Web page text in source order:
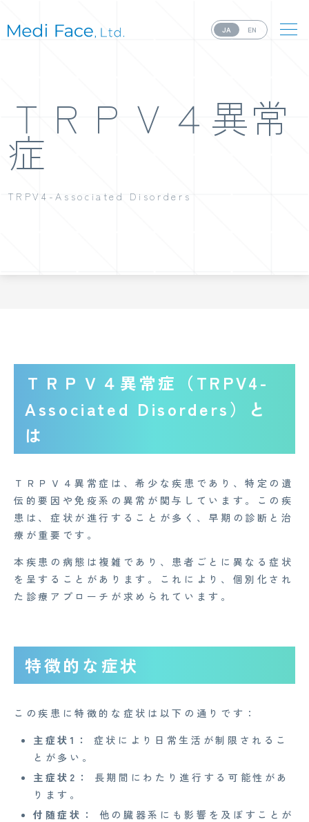
ＴＲＰＶ４異常
症
TRPV4-Associated Disorders
ＴＲＰＶ４異常症（TRPV4-
Associated Disorders）と
は
ＴＲＰＶ４異常症は、希少な疾患であり、特定の遺
伝的要因や免疫系の異常が関与しています。この疾
患は、症状が進行することが多く、早期の診断と治
療が重要です。
本疾患の病態は複雑であり、患者ごとに異なる症状
を呈することがあります。これにより、個別化され
た診療アプローチが求められています。
特徴的な症状
この疾患に特徴的な症状は以下の通りです：
主症状1：
症状により日常生活が制限されるこ
とが多い。
主症状2：
長期間にわたり進行する可能性があ
ります。
付随症状：
他の臓器系にも影響を及ぼすことが
JA EN